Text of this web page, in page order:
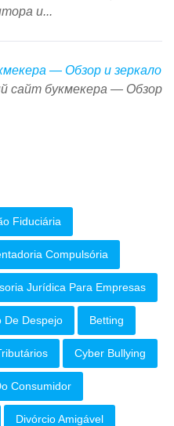
и...
— Обзор и зеркало
сайт букмекера — Обзор
Fiduciária
Compulsória
Jurídica Para Empresas
De Despejo Betting
Cyber Bullying
Consumidor
Divórcio Amigável